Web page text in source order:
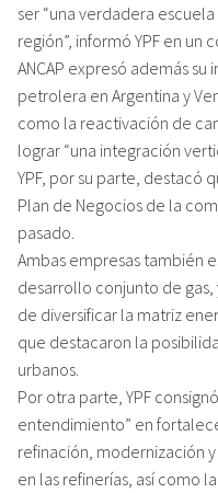
ser “una verdadera
región”, informó YPF en un
ANCAP expresó además
petrolera en Argentina y
como la reactivación de
lograr “una integración
YPF, por su parte, destacó
Plan de Negocios de la
pasado.
Ambas empresas también
desarrollo conjunto de
de diversificar la matriz
que destacaron la
urbanos.
Por otra parte, YPF
entendimiento” en
refinación, modernización
en las refinerías, así como